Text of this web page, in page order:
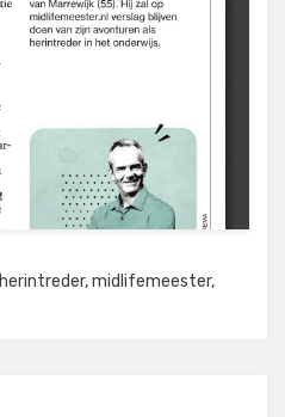
herintreder,midlifemeester,